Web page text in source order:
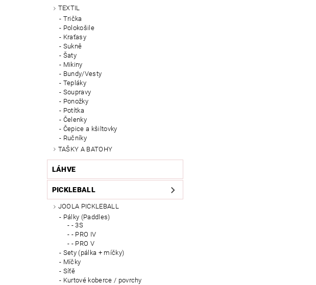
TEXTIL
Trička
Polokošile
Kraťasy
Sukně
Šaty
Mikiny
Bundy/Vesty
Tepláky
Soupravy
Ponožky
Potítka
Čelenky
Čepice a kšiltovky
Ručníky
TAŠKY A BATOHY
LÁHVE
PICKLEBALL
JOOLA PICKLEBALL
Pálky (Paddles)
- 3S
- PRO IV
- PRO V
Sety (pálka + míčky)
Míčky
Síťě
Kurtové koberce / povrchy